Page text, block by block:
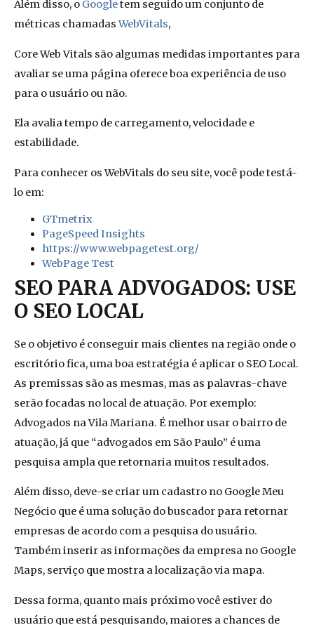
Além disso, o Googletem seguido um conjunto de
métricas chamadasWebVitals,
Core Web Vitals são algumas medidas importantes para
avaliar se uma página oferece boa experiência de uso
para o usuário ou não.
Ela avalia tempo de carregamento, velocidade e
estabilidade.
Para conhecer os WebVitals do seu site, você pode testá-
lo em:
GTmetrix
PageSpeed Insights
https://www.webpagetest.org/
WebPage Test
SEO PARA ADVOGADOS: USE
O SEO LOCAL
Se o objetivo é conseguir mais clientes na região onde o
escritório fica,uma boa estratégia é aplicar o SEO Local.
As premissas são as mesmas, mas as palavras-chave
serão focadas no local de atuação. Por exemplo:
Advogados na Vila Mariana. É melhor usar o bairro de
atuação, já que “advogados em São Paulo” é uma
pesquisa ampla que retornaria muitos resultados.
Além disso, deve-se criar um cadastro no Google Meu
Negócio que é uma solução do buscador para retornar
empresas de acordo com a pesquisa do usuário.
Também inserir as informações da empresa no Google
Maps, serviço que mostra a localização via mapa.
Dessa forma, quanto mais próximo você estiver do
usuário que está pesquisando, maiores a chances de